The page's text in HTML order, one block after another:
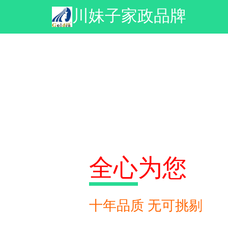
川妹子家政品牌
全心为您
十年品质 无可挑剔
全心为您
十年品质 无可挑剔
全心为您
十年品质 无可挑剔